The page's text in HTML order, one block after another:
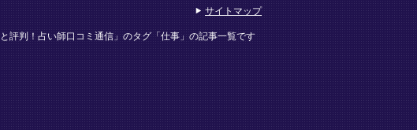
評判！占い師口コミ通信」のタグ「仕事」の記事一覧です
サイトマップ